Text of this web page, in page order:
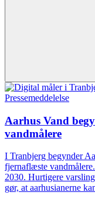
Pressemeddelelse
Aarhus Vand
vandmålere
I Tranbjerg begynder
fjernaflæste
2030. Hurtigere
gør, at aarhusianerne